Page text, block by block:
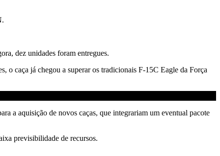
dez unidades foram entregues.
o caça já chegou a superar os tradicionais F-15C Eagle da Força
a aquisição de novos caças, que integrariam um eventual pacote
previsibilidade de recursos.